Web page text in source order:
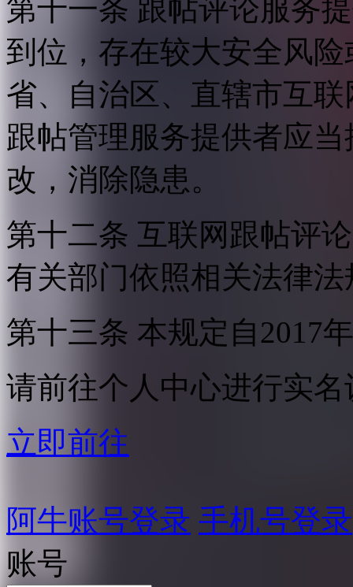
第十一条 跟帖评论服务
到位，存在较大安全风
省、自治区、直辖市互
跟帖管理服务提供者应
改，消除隐患。
第十二条 互联网跟帖评
有关部门依照相关法律
第十三条 本规定自2017
请前往个人中心进行实名
立即前往
阿牛账号登录 手机号登录
账号